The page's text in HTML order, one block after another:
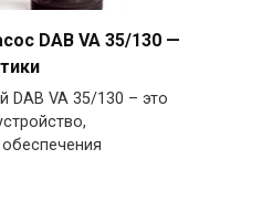
DAB VA 35/130 —
DAB VA 35/130 – это